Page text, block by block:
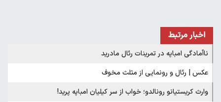
اخبار مرتبط
ناآمادگی امباپه در تمرینات رئال مادرید
عکس | رئال و رونمایی از مثلث مخوف
وارث کریستیانو رونالدو؛ خواب از سر کیلیان امباپه پرید!